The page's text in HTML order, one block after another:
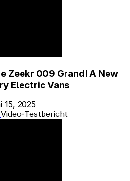
Zeekr 009 Grand! A New
Electric Vans
15, 2025
Video-Testbericht